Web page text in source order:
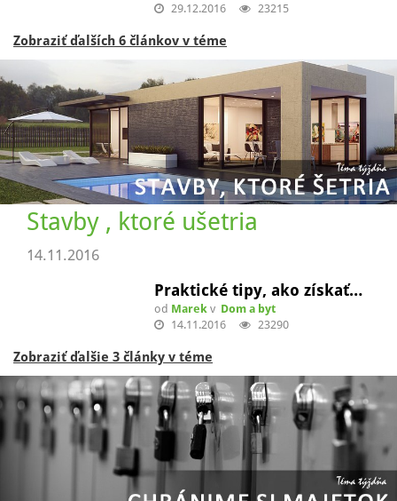
29.12.2016
23215
Zobraziť ďalších 6 článkov v téme
Stavby , ktoré ušetria
14.11.2016
Praktické tipy, ako získať…
od Marek v Dom a byt
14.11.2016
23290
Zobraziť ďalšie 3 články v téme